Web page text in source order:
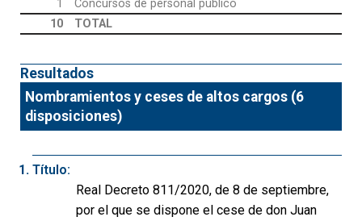
1
Concursos de personal público
10
TOTAL
Resultados
Nombramientos y ceses de altos cargos (6
disposiciones)
Título:
Real Decreto 811/2020, de 8 de septiembre,
por el que se dispone el cese de don Juan